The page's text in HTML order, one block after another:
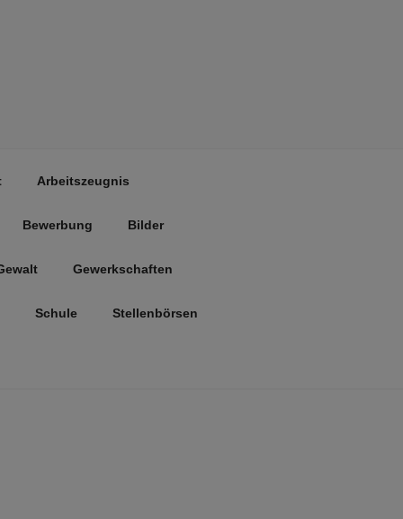
Arbeitszeugnis
Bewerbung Bilder
Gewerkschaften
Schule Stellenbörsen